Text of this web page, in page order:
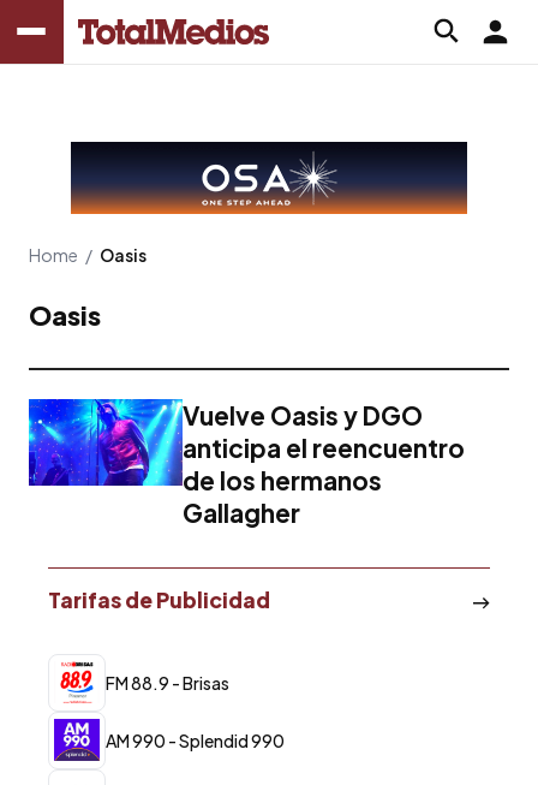
Home / Oasis
Oasis
Vuelve Oasis y DGO
anticipa el reencuentro
de los hermanos
Gallagher
Tarifas de Publicidad
FM 88.9 - Brisas
AM 990 - Splendid 990